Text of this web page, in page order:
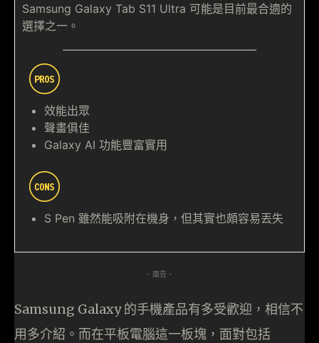
Samsung Galaxy Tab S11 Ultra 可能是目前最合適的
選擇之一。
效能出眾
聲畫俱佳
Galaxy AI 功能豐富實用
S Pen 雖然能吸附在機身，但其實也頗容易丟失
- 廣告 -
Samsung Galaxy 的手機產品有多受歡迎，相信不
用多介紹。而在平板電腦這一板塊，面對包括